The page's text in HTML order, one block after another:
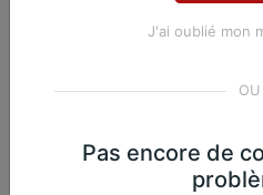
Duo opus
J'ai oublié mon
Pas encore de